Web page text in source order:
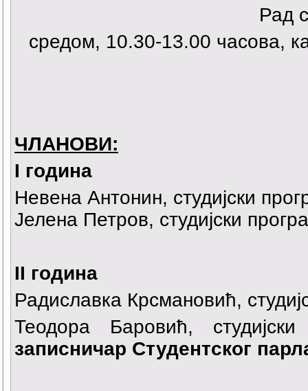
Рад
средом, 10.30-13.00 часова,
ЧЛАНОВИ:
I година
Невена Антонин, студијски
Јелена Петров, студијски
II година
Радиславка Крсмановић,
Теодора Баровић,
записничар Студентског